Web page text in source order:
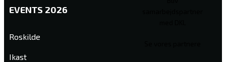
EVENTS 2026
Roskilde
Ikast